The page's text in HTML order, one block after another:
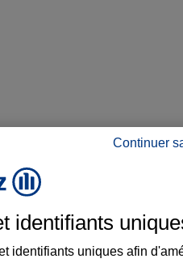
alentours :
Continuer
identifiants
identifiants uniques afin